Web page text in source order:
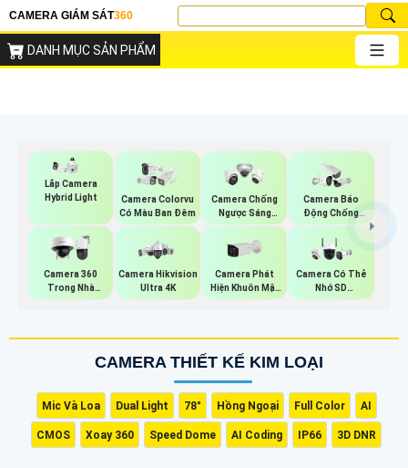
CAMERA GIÁM SÁT360
DANH MỤC SẢN PHẨM
Lắp Camera
Hybrid Light
Camera Colorvu
Có Màu Ban Đêm
Camera Chống
Ngược Sáng
Hikvision
Camera Báo
Động Chống
Trộm Hikvision
Camera 360
Trong Nhà
Hikvision
Camera Hikvision
Ultra 4K
Camera Phát
Hiện Khuôn Mặt
Dahua
Camera Có Thẻ
Nhớ SD
HIKVISION
CAMERA THIẾT KẾ KIM LOẠI
Mic Và Loa Dual Light 78° Hồng Ngoại Full Color AI
CMOS Xoay 360 Speed Dome AI Coding IP66 3D DNR